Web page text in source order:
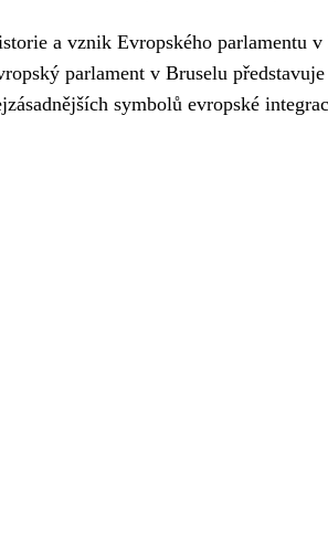
a vznik Evropského parlamentu v
parlament v Bruselu
symbolů evropské